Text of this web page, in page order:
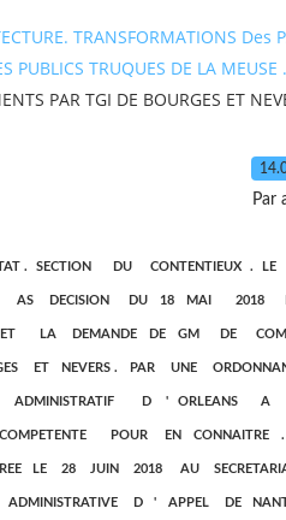
TRANSFORMATIONS Des
PUBLICS TRUQUES DE LA
PAR TGI DE BOURGES ET
Par
. SECTION DU CONTENTIEUX
. // AS DECISION DU 18 MAI
LA DEMANDE DE GM DE
ET NEVERS . PAR UNE
ADMINISTRATIF D ' ORLEANS A
POUR EN
LE 28 JUIN 2018 AU
D ' APPEL DE